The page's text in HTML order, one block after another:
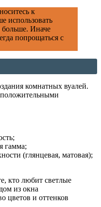
к
использовать
больше. Иначе
попрощаться с
комнатных вуалей.
гамма;
(глянцевая, матовая);
кто любит светлые
из окна
цветов и оттенков